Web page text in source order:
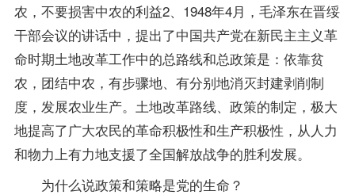
农，不要损害中农的利益2、1948年4月，毛泽东在晋绥
干部会议的讲话中，提出了中国共产党在新民主主义革
命时期土地改革工作中的总路线和总政策是：依靠贫
农，团结中农，有步骤地、有分别地消灭封建剥削制
度，发展农业生产。土地改革路线、政策的制定，极大
地提高了广大农民的革命积极性和生产积极性，从人力
和物力上有力地支援了全国解放战争的胜利发展。
为什么说政策和策略是党的生命？